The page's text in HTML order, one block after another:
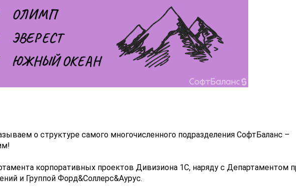
о структуре самого многочисленного подразделения СофтБаланс –
корпоративных проектов Дивизиона 1С, наряду с Департаментом
и Группой Форд&Соллерс&Аурус.